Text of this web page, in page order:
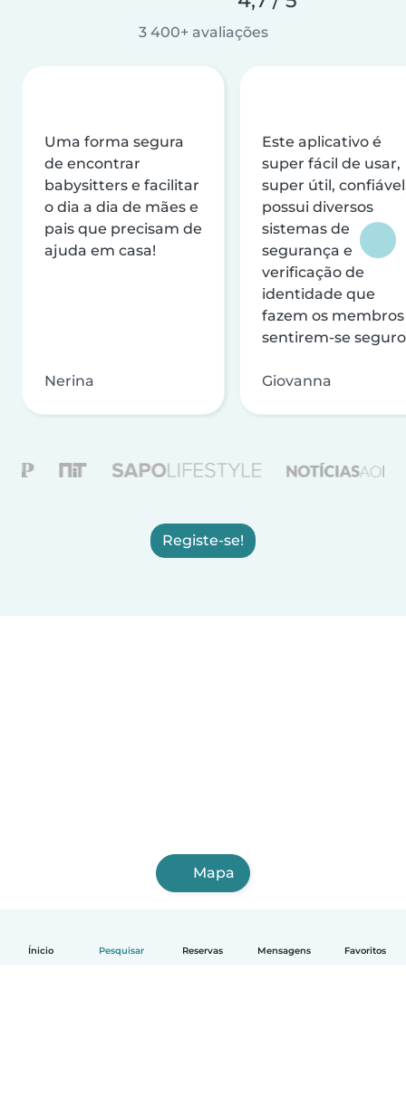
Ínicio Pesquisar Reservas Mensagens Favoritos
3 400+ avaliações
Uma forma segura
de encontrar
babysitters e facilitar
o dia a dia de mães e
pais que precisam de
ajuda em casa!
Nerina
Este aplicativo é
super fácil de usar,
super útil,
possui diversos
sistemas de
segurança e
verificação de
identidade que
fazem os membros
sentirem-se
Giovanna
Registe-se!
Mapa